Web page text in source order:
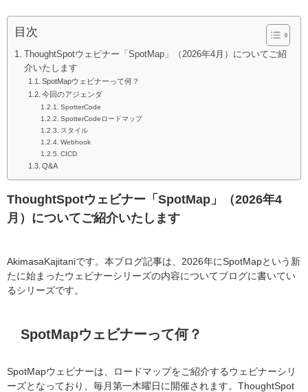
目次
ThoughtSpotウェビナー「SpotMap」（2026年4月）についてご紹
介いたします
SpotMapウェビナーって何？
今回のアジェンダ
SpotterCode
SpotterCodeロードマップ
スタイル
Webhook
CICD
Q&A
ThoughtSpotウェビナー「SpotMap」（2026年4
月）についてご紹介いたします
AkimasaKajitaniです。本ブログ記事は、2026年にSpotMapという新
たに始まったウェビナーシリーズの内容についてブログに書いてい
るシリーズです。
SpotMapウェビナーって何？
SpotMapウェビナーは、ロードマップをご紹介するウェビナーシリ
ーズとなっており、毎月第一木曜日に開催されます。ThoughtSpot